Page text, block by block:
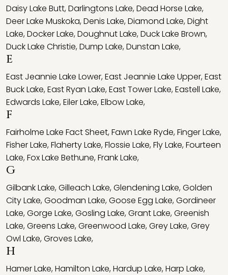
Daisy Lake Butt,Darlingtons Lake,Dead Horse Lake,
Deer Lake Muskoka,Denis Lake,Diamond Lake,Dight
Lake,Docker Lake,Doughnut Lake,Duck Lake Brown,
Duck Lake Christie,Dump Lake,Dunstan Lake,
E
East Jeannie Lake Lower,East Jeannie Lake Upper,East
Buck Lake,East Ryan Lake,East Tower Lake,Eastell Lake,
Edwards Lake,Eiler Lake,Elbow Lake,
F
Fairholme Lake Fact Sheet,Fawn Lake Ryde,Finger Lake,
Fisher Lake,Flaherty Lake,Flossie Lake,Fly Lake,Fourteen
Lake,Fox Lake Bethune,Frank Lake,
G
Gilbank Lake,Gilleach Lake,Glendening Lake,Golden
City Lake,Goodman Lake,Goose Egg Lake,Gordineer
Lake,Gorge Lake,Gosling Lake,Grant Lake,Greenish
Lake,Greens Lake,Greenwood Lake,Grey Lake,Grey
Owl Lake,Groves Lake,
H
Hamer Lake,Hamilton Lake,Hardup Lake,Harp Lake,